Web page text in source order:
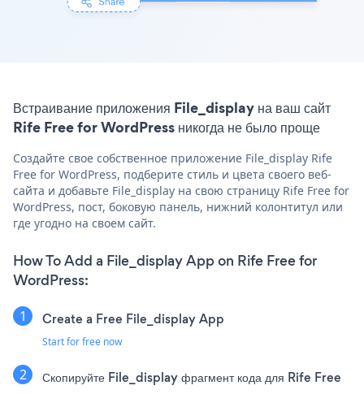
Встраивание приложения File_display на ваш сайт
Rife Free for WordPress никогда не было проще
Создайте свое собственное приложение File_display Rife
Free for WordPress, подберите стиль и цвета своего веб-
сайта и добавьте File_display на свою страницу Rife Free for
WordPress, пост, боковую панель, нижний колонтитул или
где угодно на своем сайт.
How To Add a File_display App on Rife Free for
WordPress:
Create a Free File_display App
Start for free now
Скопируйте File_display фрагмент кода для Rife Free